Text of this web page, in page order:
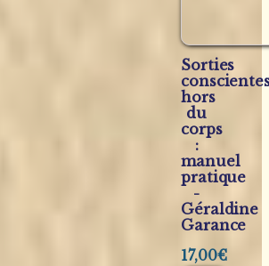
Sorties
hors
du
corps
:
manuel
pratique
-
Géraldine
Garance
17,00€